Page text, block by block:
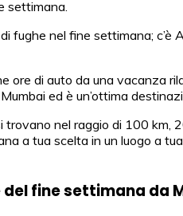
settimana.
fughe nel fine settimana;
ore di auto da una vacanza
ed è un’ottima
nel raggio di 100 km,
a tua scelta in un luogo a
del fine settimana da